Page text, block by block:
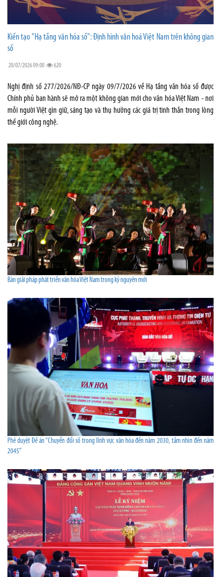
Kiến tạo "Hạ tầng văn hóa số": Định hình văn hoá Việt Nam trên không gian
số
20/07/2026 09:00 620
Nghị định số 277/2026/NĐ-CP ngày 09/7/2026 về Hạ tầng văn hóa số được
Chính phủ ban hành sẽ mở ra một không gian mới cho văn hóa Việt Nam - nơi
mỗi người Việt gìn giữ, sáng tạo và thụ hưởng các giá trị tinh thần trong lòng
thế giới công nghệ.
Bàn giải pháp phát triển văn hóa Việt Nam trong kỷ nguyên mới
Phê duyệt Đề án “Chuyển đổi số trong lĩnh vực văn hóa đến năm 2030, tầm nhìn đến năm
2045”